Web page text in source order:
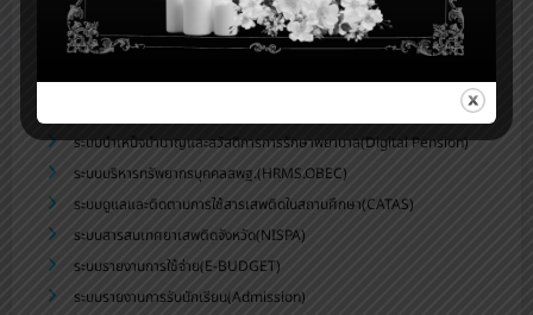
ระบบสำนักงานอิเล็กทรอนิกส์(Smart OBEC)
ระบบสนับสนุนการบริหารจัดการสถานศึกษา(smss)
ระบบส่งข่าวประชาสัมพันธ์สพม.บร.
ระบบบำเหน็จบำนาญและสวัสดิการการรักษาพยาบาล(Digital Pension)
ระบบบริหารทรัพยากรบุคคลสพฐ.(HRMS.OBEC)
ระบบดูแลและติดตามการใช้สารเสพติดในสถานศึกษา(CATAS)
ระบบสารสนเทศยาเสพติดจังหวัด(NISPA)
ระบบรายงานการใช้จ่าย(E-BUDGET)
ระบบรายงานการรับนักเรียน(Admission)